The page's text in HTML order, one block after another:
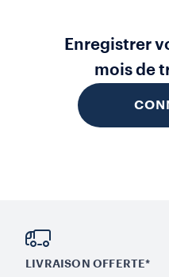
Enregistrer
mois de
LIVRAISON OFFERTE*